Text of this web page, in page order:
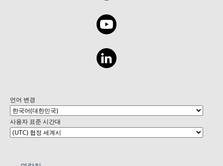
언어 변경
사용자 표준 시간대